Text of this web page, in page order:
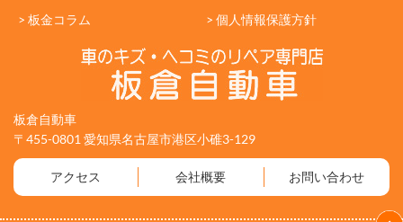
> 板金コラム
> 個人情報保護方針
板倉自動車
〒455-0801 愛知県名古屋市港区小碓3-129
アクセス 会社概要 お問い合わせ